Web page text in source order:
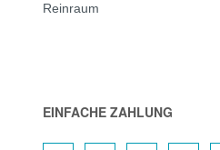
Reinraum
EINFACHE ZAHLUNG